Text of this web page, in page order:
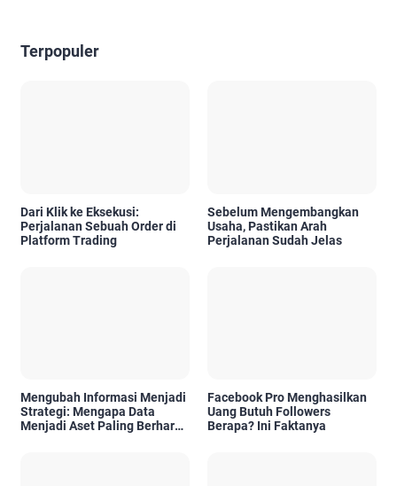
Terpopuler
Dari Klik ke Eksekusi:
Perjalanan Sebuah Order di
Platform Trading
Sebelum Mengembangkan
Usaha, Pastikan Arah
Perjalanan Sudah Jelas
Mengubah Informasi Menjadi
Strategi: Mengapa Data
Menjadi Aset Paling Berharga
Facebook Pro Menghasilkan
Uang Butuh Followers
Berapa? Ini Faktanya